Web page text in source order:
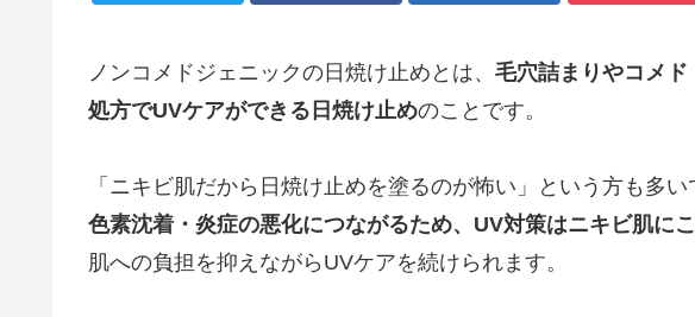
ノンコメドジェニックの日焼け止めとは、 毛穴詰まりやコメ
処方でUVケアができる日焼け止めのことです。
「ニキビ肌だから日焼け止めを塗るのが怖い」という方も多い
色素沈着・炎症の悪化につながるため、UV対策はニキビ肌に
肌への負担を抑えながらUVケアを続けられます。